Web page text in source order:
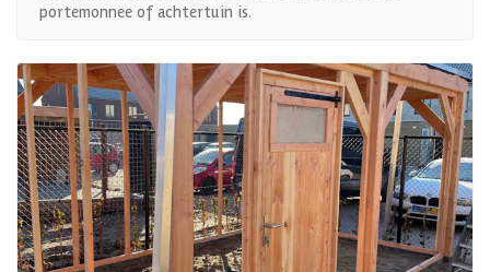
portemonnee of achtertuin is.